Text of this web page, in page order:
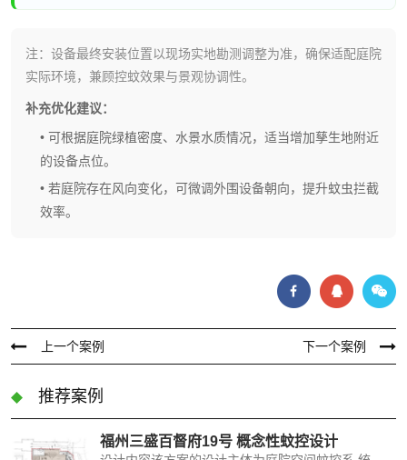
注：设备最终安装位置以现场实地勘测调整为准，确保适配庭院
实际环境，兼顾控蚊效果与景观协调性。
补充优化建议：
• 可根据庭院绿植密度、水景水质情况，适当增加孳生地附近
的设备点位。
• 若庭院存在风向变化，可微调外围设备朝向，提升蚊虫拦截
效率。
上一个案例 下一个案例
推荐案例
福州三盛百督府19号 概念性蚊控设计